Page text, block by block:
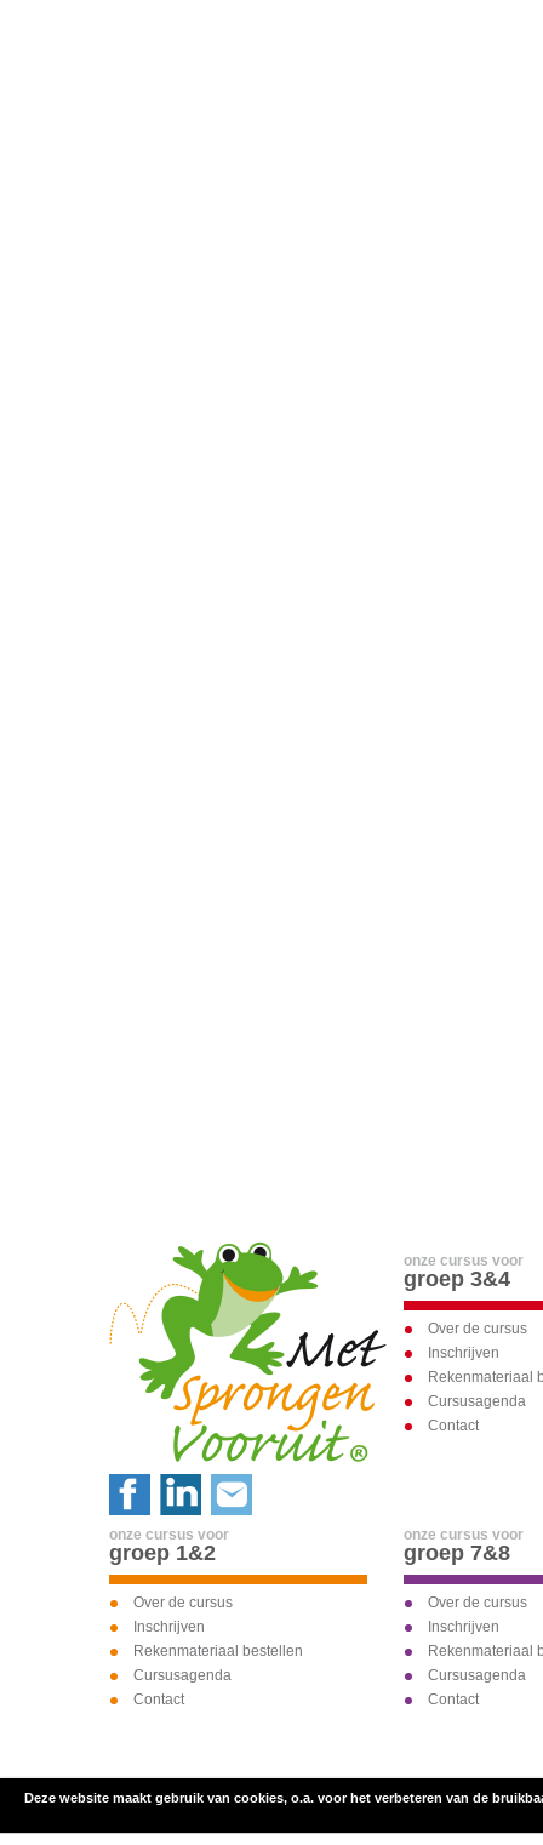
onze cursus voor
groep 3&4
Over de cursus
Inschrijven
Rekenmateriaal
Cursusagenda
Contact
onze cursus voor
groep 1&2
Over de cursus
Inschrijven
Rekenmateriaal bestellen
Cursusagenda
Contact
onze cursus voor
groep 7&8
Over de cursus
Inschrijven
Rekenmateriaal
Cursusagenda
Contact
inschrijven voor
Deze website maakt gebruik van cookies, o.a. voor het verbeteren van de